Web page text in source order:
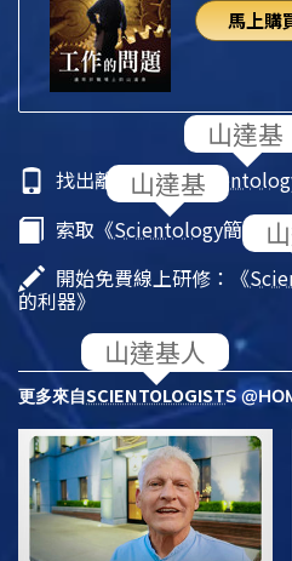
馬上購
找出離你最近的
索取《Scientology簡介》
開始免費線上研修：《
的利器》
更多來自SCIENTOLOGISTS